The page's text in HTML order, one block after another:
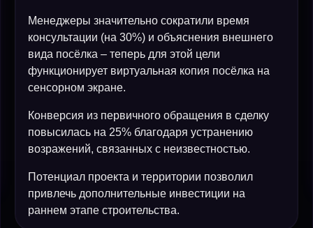
Менеджеры значительно сократили время
консультации (на 30%) и объяснения внешнего
вида посёлка – теперь для этой цели
функционирует виртуальная копия посёлка на
сенсорном экране.
Конверсия из первичного обращения в сделку
повысилась на 25% благодаря устранению
возражений, связанных с неизвестностью.
Потенциал проекта и территории позволил
привлечь дополнительные инвестиции на
раннем этапе строительства.